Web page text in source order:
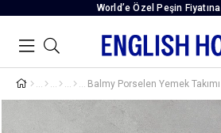
World’e Özel Peşin Fiyatına